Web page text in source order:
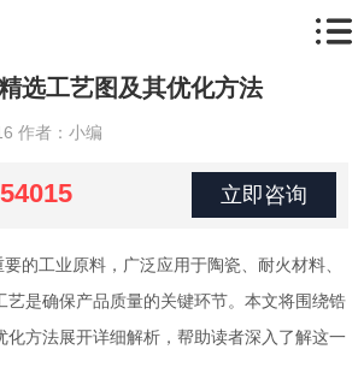
选工艺图及其优化方法
作者：小编
立即咨询
的工业原料，广泛应用于陶瓷、耐火材料、
艺是确保产品质量的关键环节。本文将围绕锆
化方法展开详细解析，帮助读者深入了解这一